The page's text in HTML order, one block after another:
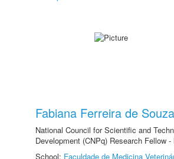
Fabiana Ferreira de Souza
National Council for Scientific and
Development (CNPq) Research Fellow -
School: Faculdade de Medicina